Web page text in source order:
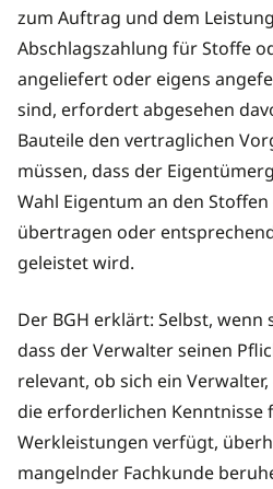
zum Auftrag und dem
Abschlagszahlung für Stoffe
angeliefert oder eigens
sind, erfordert abgesehen
Bauteile den vertraglichen
müssen, dass der
Wahl Eigentum an den
übertragen oder
geleistet wird.
Der BGH erklärt: Selbst,
dass der Verwalter seinen
relevant, ob sich ein
die erforderlichen Kenntnisse
Werkleistungen verfügt,
mangelnder Fachkunde